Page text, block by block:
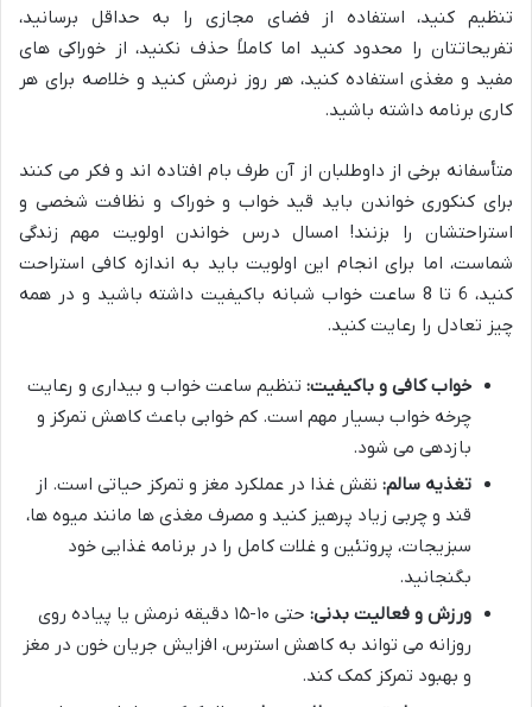
تنظیم کنید، استفاده از فضای مجازی را به حداقل برسانید،
تفریحاتتان را محدود کنید اما کاملاً حذف نکنید، از خوراکی های
مفید و مغذی استفاده کنید، هر روز نرمش کنید و خلاصه برای هر
کاری برنامه داشته باشید.
متأسفانه برخی از داوطلبان از آن طرف بام افتاده اند و فکر می کنند
برای کنکوری خواندن باید قید خواب و خوراک و نظافت شخصی و
استراحتشان را بزنند! امسال درس خواندن اولویت مهم زندگی
شماست، اما برای انجام این اولویت باید به اندازه کافی استراحت
کنید، 6 تا 8 ساعت خواب شبانه باکیفیت داشته باشید و در همه
چیز تعادل را رعایت کنید.
خواب کافی و باکیفیت: تنظیم ساعت خواب و بیداری و رعایت
چرخه خواب بسیار مهم است. کم خوابی باعث کاهش تمرکز و
بازدهی می شود.
تغذیه سالم: نقش غذا در عملکرد مغز و تمرکز حیاتی است. از
قند و چربی زیاد پرهیز کنید و مصرف مغذی ها مانند میوه ها،
سبزیجات، پروتئین و غلات کامل را در برنامه غذایی خود
بگنجانید.
ورزش و فعالیت بدنی:
حتی ۱۰-۱۵ دقیقه نرمش یا پیاده روی
روزانه می تواند به کاهش استرس، افزایش جریان خون در مغز
و بهبود تمرکز کمک کند.